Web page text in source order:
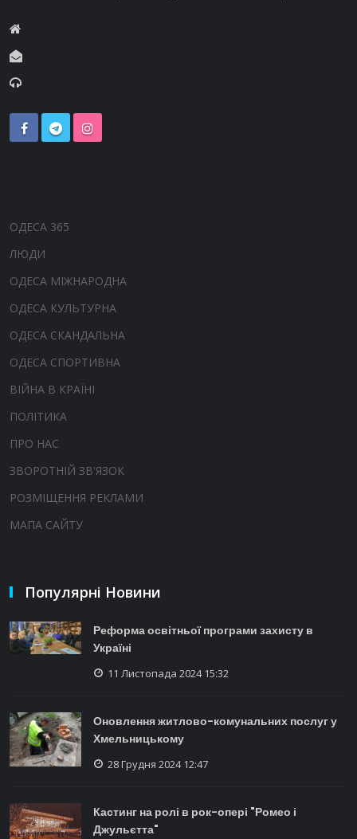
ОДЕСА 365
ЛЮДИ
ОДЕСА МІЖНАРОДНА
ОДЕСА КУЛЬТУРНА
ОДЕСА СКАНДАЛЬНА
ОДЕСА СПОРТИВНА
ВІЙНА В КРАЇНІ
ПОЛІТИКА
ПРО НАС
ЗВОРОТНІЙ ЗВ'ЯЗОК
РОЗМІЩЕННЯ РЕКЛАМИ
МАПА САЙТУ
Популярні Новини
Реформа освітньої програми захисту в
Україні
11 Листопада 2024 15:32
Оновлення житлово-комунальних послуг у
Хмельницькому
28 Грудня 2024 12:47
Кастинг на ролі в рок-опері "Ромео і
Джульєтта"